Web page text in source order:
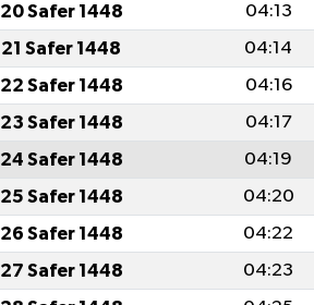
20 Safer 1448 04:13
21 Safer 1448 04:14
22 Safer 1448 04:16
23 Safer 1448 04:17
24 Safer 1448 04:19
25 Safer 1448 04:20
26 Safer 1448 04:22
27 Safer 1448 04:23